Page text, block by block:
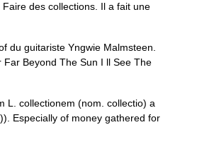
des collections. Il a fait une
du guitariste Yngwie Malmsteen.
Beyond The Sun I ll See The
L. collectionem (nom. collectio) a
Especially of money gathered for